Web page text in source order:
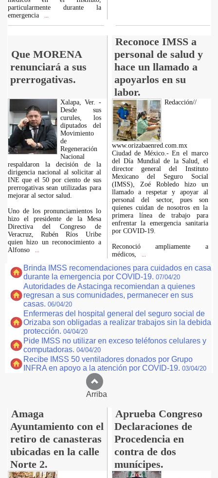
particularmente durante la
emergencia
Que MORENA
renunciará a sus
prerrogativas.
Reconoce IMSS a
personal de salud y
hace un llamado a
apoyarlos en su
labor.
Xalapa, Ver. -
Desde sus
curules, los
diputados del
Movimiento
de
Regeneración
Nacional
respaldaron la decisión de la
dirigencia nacional al solicitar al
INE que el 50 por ciento de sus
prerrogativas sean utilizadas para
mejorar al sector salud.
Uno de los pronunciamientos lo
hizo el presidente de la Mesa
Directiva del Congreso de
Veracruz, Rubén Ríos Uribe
quien hizo un reconocimiento a
Alfonso
Redacción//
www.orizabaenred.com.mx
Ciudad de México.- En el marco
del Día Mundial de la Salud, el
director general del Instituto
Mexicano del Seguro Social
(IMSS), Zoé Robledo hizo un
llamado a respetar y apoyar al
personal del sector, pues son
quienes cuidan de nosotros en la
primera línea de trabajo para
enfrentar la emergencia sanitaria
por COVID-19.
Reconoció ampliamente a
médicos,
Brinda IMSS recomendaciones para cuidados en casa
durante la emergencia por COVID-19. 07/04/20
Autoridades de Astacinga recomiendan a quienes
regresan a sus comunidades, permanecer en sus
casas. 06/04/20
Enfermeras del hospital general del seguro social de
Orizaba son obligadas a realizar trabajos sin la debida
protección. 04/04/20
Pide IMSS no utilizar en exceso teléfonos celulares y
computadoras. 04/04/20
Recibe IMSS 50 ventiladores donados por Grupo
INFRA en apoyo a la atención por COVID-19. 03/04/20
Arriba
Amaga
Ayuntamiento con el
retiro de canasteras
ubicadas en la calle
Norte 2.
Aprueba Congreso
Declaraciones de
Procedencia en
contra de dos
munícipes.